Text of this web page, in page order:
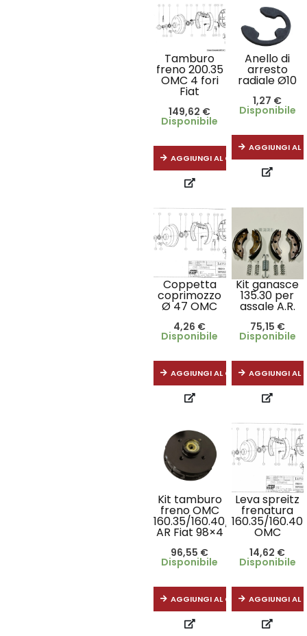
Tamburo
freno 200.35
OMC 4 fori
Fiat
149,62 €
Disponibile
AGGIUNGI AL CARRELLO
Anello di
arresto
radiale Ø10
1,27 €
Disponibile
AGGIUNGI AL
Coppetta
coprimozzo
Ø 47 OMC
4,26 €
Disponibile
AGGIUNGI AL CARRELLO
Kit ganasce
135.30 per
assale A.R.
75,15 €
Disponibile
AGGIUNGI AL
Kit tamburo
freno OMC
160.35/160.40/164
AR Fiat 98×4
96,55 €
Disponibile
AGGIUNGI AL CARRELLO
Leva spreitz
frenatura
160.35/160.40
OMC
14,62 €
Disponibile
AGGIUNGI AL